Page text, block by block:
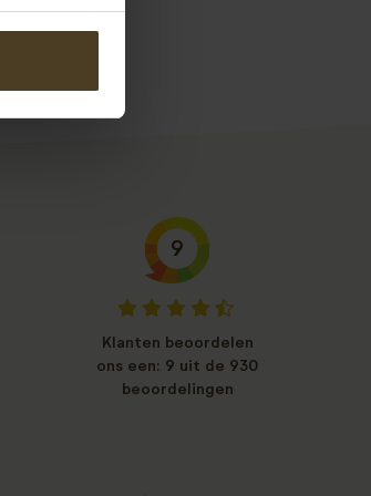
9
Klanten beoordelen
ons een: 9 uit de 930
beoordelingen